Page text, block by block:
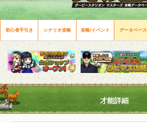
初心者手引き シナリオ攻略 攻略/イベント データベース
才能詳細